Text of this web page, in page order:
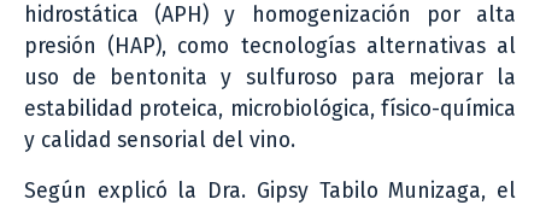
hidrostática (APH) y homogenización por alta
presión (HAP), como tecnologías alternativas al
uso de bentonita y sulfuroso para mejorar la
estabilidad proteica, microbiológica, físico-química
y calidad sensorial del vino.
Según explicó la Dra. Gipsy Tabilo Munizaga, el